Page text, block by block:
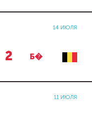
14 ИЮЛЯ
2 Б�
11 ИЮЛЯ